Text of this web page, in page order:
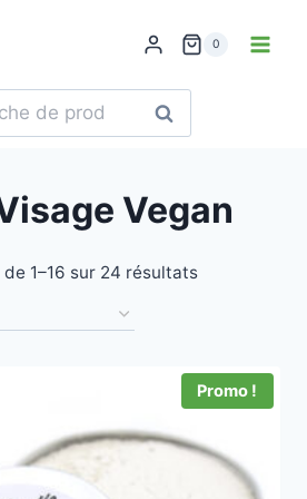
0
Recherche
Vegan
1–16 sur 24 résultats
Promo !